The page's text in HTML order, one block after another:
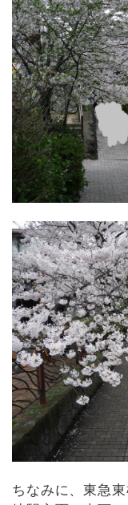
ちなみに、東急